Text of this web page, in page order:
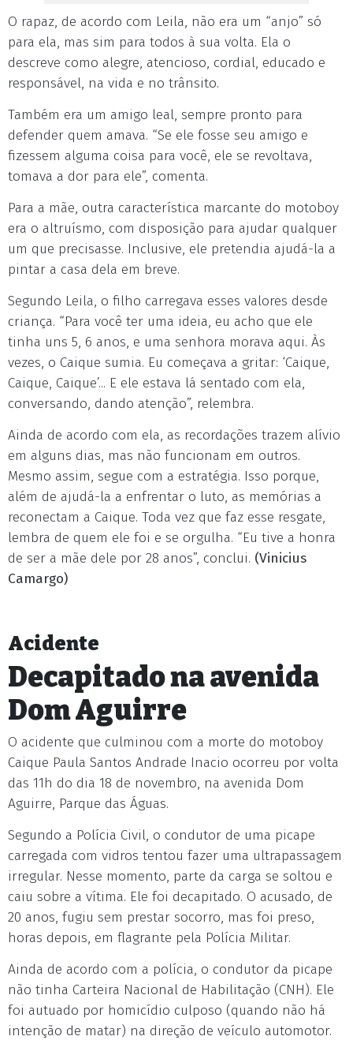
O rapaz, de acordo com Leila, não era um “anjo” só
para ela, mas sim para todos à sua volta. Ela o
descreve como alegre, atencioso, cordial, educado e
responsável, na vida e no trânsito.
Também era um amigo leal, sempre pronto para
defender quem amava. “Se ele fosse seu amigo e
fizessem alguma coisa para você, ele se revoltava,
tomava a dor para ele”, comenta.
Para a mãe, outra característica marcante do motoboy
era o altruísmo, com disposição para ajudar qualquer
um que precisasse. Inclusive, ele pretendia ajudá-la a
pintar a casa dela em breve.
Segundo Leila, o filho carregava esses valores desde
criança. “Para você ter uma ideia, eu acho que ele
tinha uns 5, 6 anos, e uma senhora morava aqui. Às
vezes, o Caique sumia. Eu começava a gritar: ‘Caique,
Caique, Caique’... E ele estava lá sentado com ela,
conversando, dando atenção”, relembra.
Ainda de acordo com ela, as recordações trazem alívio
em alguns dias, mas não funcionam em outros.
Mesmo assim, segue com a estratégia. Isso porque,
além de ajudá-la a enfrentar o luto, as memórias a
reconectam a Caique. Toda vez que faz esse resgate,
lembra de quem ele foi e se orgulha. “Eu tive a honra
de ser a mãe dele por 28 anos”, conclui. (Vinicius
Camargo)
Acidente
Decapitado na avenida
Dom Aguirre
O acidente que culminou com a morte do motoboy
Caique Paula Santos Andrade Inacio ocorreu por volta
das 11h do dia 18 de novembro, na avenida Dom
Aguirre, Parque das Águas.
Segundo a Polícia Civil, o condutor de uma picape
carregada com vidros tentou fazer uma ultrapassagem
irregular. Nesse momento, parte da carga se soltou e
caiu sobre a vítima. Ele foi decapitado. O acusado, de
20 anos, fugiu sem prestar socorro, mas foi preso,
horas depois, em flagrante pela Polícia Militar.
Ainda de acordo com a polícia, o condutor da picape
não tinha Carteira Nacional de Habilitação (CNH). Ele
foi autuado por homicídio culposo (quando não há
intenção de matar) na direção de veículo automotor.